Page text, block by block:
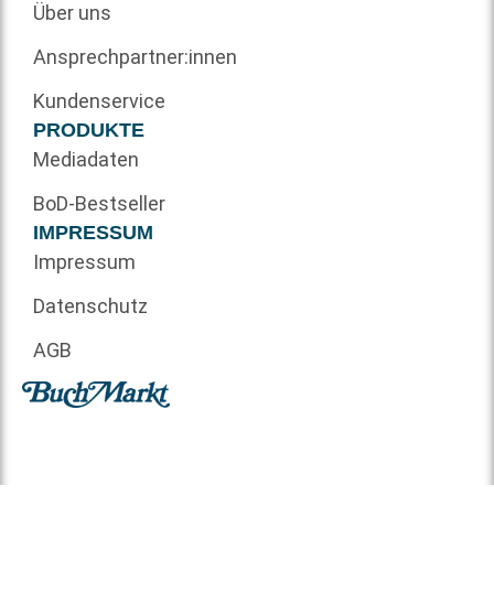
Über uns
Ansprechpartner:innen
Kundenservice
PRODUKTE
Mediadaten
BoD-Bestseller
IMPRESSUM
Impressum
Datenschutz
AGB